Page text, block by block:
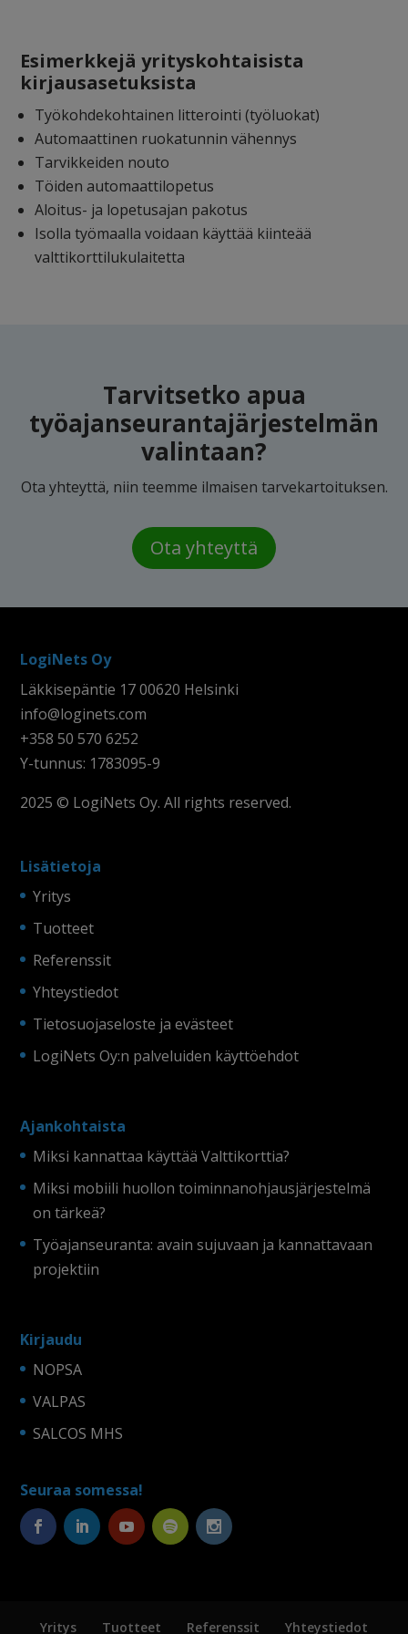
Esimerkkejä yrityskohtaisista
kirjausasetuksista
Työkohdekohtainen litterointi (työluokat)
Automaattinen ruokatunnin vähennys
Tarvikkeiden nouto
Töiden automaattilopetus
Aloitus- ja lopetusajan pakotus
Isolla työmaalla voidaan käyttää kiinteää
valttikorttilukulaitetta
Tarvitsetko apua
työajanseurantajärjestelmän
valintaan?
Ota yhteyttä, niin teemme ilmaisen tarvekartoituksen.
Ota yhteyttä
LogiNets Oy
Läkkisepäntie 17 00620 Helsinki
info@loginets.com
+358 50 570 6252
Y-tunnus: 1783095-9
2025 © LogiNets Oy. All rights reserved.
Lisätietoja
Yritys
Tuotteet
Referenssit
Yhteystiedot
Tietosuojaseloste ja evästeet
LogiNets Oy:n palveluiden käyttöehdot
Ajankohtaista
Miksi kannattaa käyttää Valttikorttia?
Miksi mobiili huollon toiminnanohjausjärjestelmä
on tärkeä?
Työajanseuranta: avain sujuvaan ja kannattavaan
projektiin
Kirjaudu
NOPSA
VALPAS
SALCOS MHS
Seuraa somessa!
Yritys Tuotteet Referenssit Yhteystiedot